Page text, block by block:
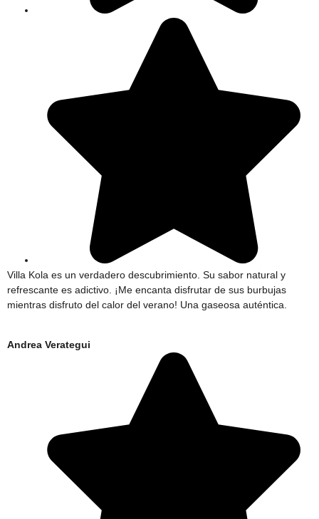
Villa Kola es un verdadero descubrimiento. Su sabor natural y
refrescante es adictivo. ¡Me encanta disfrutar de sus burbujas
mientras disfruto del calor del verano! Una gaseosa auténtica.
Andrea Verategui